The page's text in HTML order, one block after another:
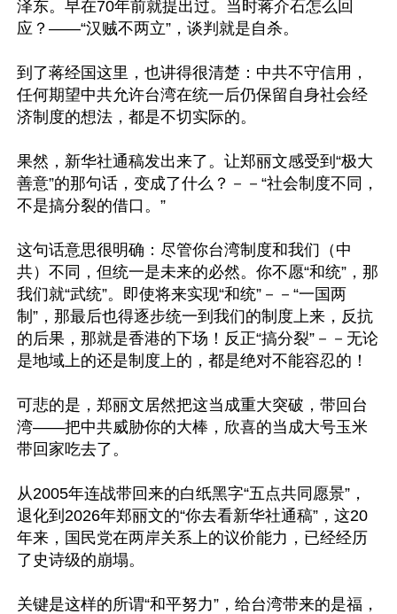
泽东。早在70年前就提出过。当时蒋介石怎么回
应？——“汉贼不两立”，谈判就是自杀。
到了蒋经国这里，也讲得很清楚：中共不守信用，
任何期望中共允许台湾在统一后仍保留自身社会经
济制度的想法，都是不切实际的。
果然，新华社通稿发出来了。让郑丽文感受到“极大
善意”的那句话，变成了什么？－－“社会制度不同，
不是搞分裂的借口。”
这句话意思很明确：尽管你台湾制度和我们（中
共）不同，但统一是未来的必然。你不愿“和统”，那
我们就“武统”。即使将来实现“和统”－－“一国两
制”，那最后也得逐步统一到我们的制度上来，反抗
的后果，那就是香港的下场！反正“搞分裂”－－无论
是地域上的还是制度上的，都是绝对不能容忍的！
可悲的是，郑丽文居然把这当成重大突破，带回台
湾——把中共威胁你的大棒，欣喜的当成大号玉米
带回家吃去了。
从2005年连战带回来的白纸黑字“五点共同愿景”，
退化到2026年郑丽文的“你去看新华社通稿”，这20
年来，国民党在两岸关系上的议价能力，已经经历
了史诗级的崩塌。
关键是这样的所谓“和平努力”，给台湾带来的是福，